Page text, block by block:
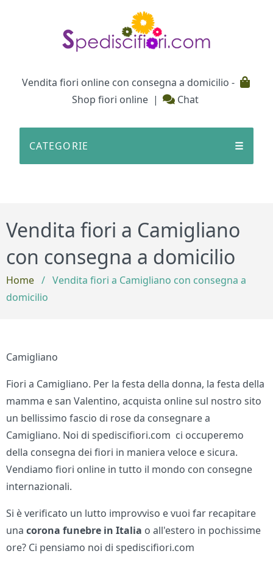
Vendita fiori online con consegna a domicilio -
Shop fiori online | Chat
CATEGORIE ☰
Vendita fiori a Camigliano
con consegna a domicilio
Home / Vendita fiori a Camigliano con consegna a
domicilio
Camigliano
Fiori a Camigliano. Per la festa della donna, la festa della
mamma e san Valentino, acquista online sul nostro sito
un bellissimo fascio di rose da consegnare a
Camigliano. Noi di spediscifiori.com ci occuperemo
della consegna dei fiori in maniera veloce e sicura.
Vendiamo fiori online in tutto il mondo con consegne
internazionali.
Si è verificato un lutto improvviso e vuoi far recapitare
unacorona funebre in Italia o all'estero in pochissime
ore? Ci pensiamo noi di spediscifiori.com